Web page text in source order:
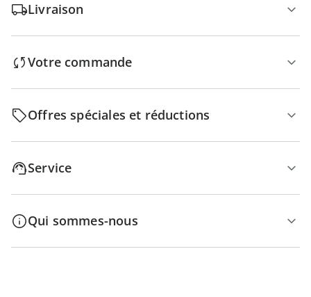
Livraison
Votre commande
Offres spéciales et réductions
Service
Qui sommes-nous